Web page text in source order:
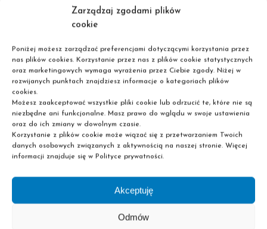
Zarządzaj zgodami plików
cookie
Poniżej możesz zarządzać preferencjami dotyczącymi korzystania przez
nas plików cookies. Korzystanie przez nas z plików cookie statystycznych
oraz marketingowych wymaga wyrażenia przez Ciebie zgody. Niżej w
rozwijanych punktach znajdziesz informacje o kategoriach plików
cookies.
Możesz zaakceptować wszystkie pliki cookie lub odrzucić te, które nie są
niezbędne ani funkcjonalne. Masz prawo do wglądu w swoje ustawienia
oraz do ich zmiany w dowolnym czasie.
Korzystanie z plików cookie może wiązać się z przetwarzaniem Twoich
danych osobowych związanych z aktywnością na naszej stronie. Więcej
informacji znajduje się w Polityce prywatności.
Akceptuję
Odmów
o bezpieczeństwo pracowników w różnych branżach.
– rozwijaj swoją kreatywność i pasję do roślin!
dekoracje oraz aranżacje florystyczne, a także prowadzić
własną działalność w branży florystycznej.
Technik Usług Kosmetycznych – zdobędziesz umiejętności
wykonywania zabiegów pielęgnacyjnych, upiększających i
regeneracyjnych. Nauczysz się pracować z nowoczesnym
sprzętem kosmetycznym oraz doradzać klientom w zakresie
pielęgnacji skóry.
Kursy Zawodowe – Rozwiń Swoje Umiejętności
oferty kursów zawodowych. To doskonała okazja, aby
zdobyć nowe kompetencje i podnieść swoje kwalifikacje w
krótkim czasie. Szkoła Pascal oferuje profesjonalne